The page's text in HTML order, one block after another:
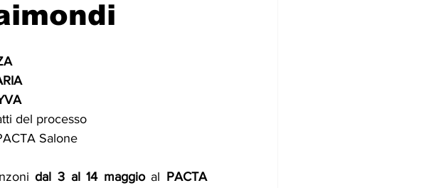
del processo
Salone
dal 3 al 14 maggio al PACTA